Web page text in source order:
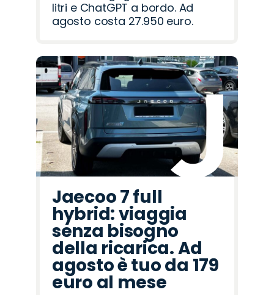
litri e ChatGPT a bordo. Ad
agosto costa 27.950 euro.
Jaecoo 7 full
hybrid: viaggia
senza bisogno
della ricarica. Ad
agosto è tuo da 179
euro al mese